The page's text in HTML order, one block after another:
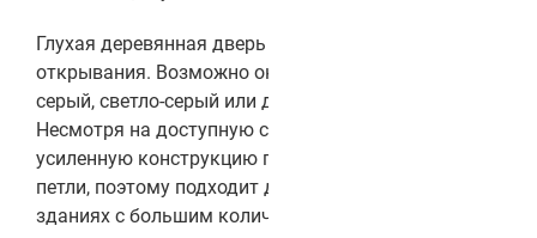
Глухая деревянная дверь двустороннего
открывания. Возможно окрашивание в белый,
серый, светло-серый или древесный цвет.
Несмотря на доступную стоимость, дверь имеет
усиленную конструкцию полотна и усиленные
петли, поэтому подходит для использования в
зданиях с большим количеством посетителей.